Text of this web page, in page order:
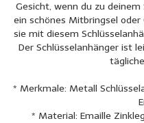
Gesicht, wenn du zu
ein schönes Mitbringsel oder
sie mit diesem
Der Schlüsselanhänger ist
* Merkmale: Metall
* Material: Emaille